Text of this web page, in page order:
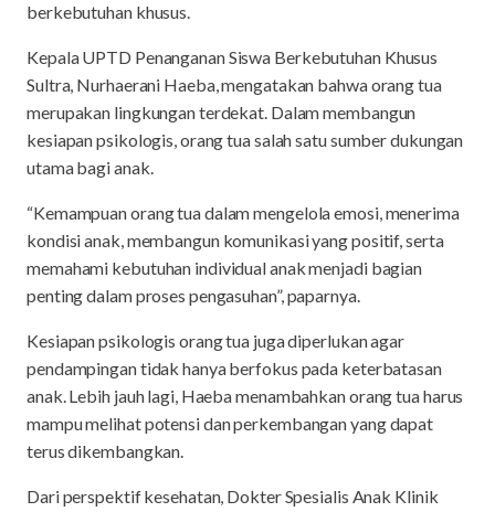
berkebutuhan khusus.
Kepala UPTD Penanganan Siswa Berkebutuhan Khusus
Sultra, Nurhaerani Haeba, mengatakan bahwa orang tua
merupakan lingkungan terdekat. Dalam membangun
kesiapan psikologis, orang tua salah satu sumber dukungan
utama bagi anak.
“Kemampuan orang tua dalam mengelola emosi, menerima
kondisi anak, membangun komunikasi yang positif, serta
memahami kebutuhan individual anak menjadi bagian
penting dalam proses pengasuhan”, paparnya.
Kesiapan psikologis orang tua juga diperlukan agar
pendampingan tidak hanya berfokus pada keterbatasan
anak. Lebih jauh lagi, Haeba menambahkan orang tua harus
mampu melihat potensi dan perkembangan yang dapat
terus dikembangkan.
Dari perspektif kesehatan, Dokter Spesialis Anak Klinik